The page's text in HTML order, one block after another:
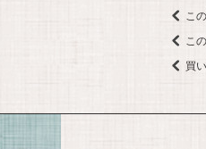
こ
こ
買